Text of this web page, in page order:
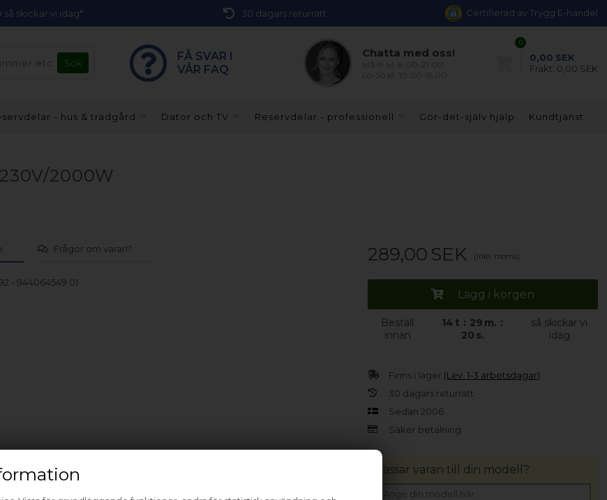
så skickar vi idag* 30 dagars returrätt Certifierad av Trygg E-handel
FÅ SVAR I
VÅR FAQ
Chatta med oss!
0
0,00 SEK
Frakt: 0,00 SEK
- hus & trädgård Dator och TV Reservdelar - professionell Gör-det-själv hjälp Kundtjänst
2000W
Frågor om varan?
- 944064549 01
289,00 SEK (inkl. moms)
Lägg i korgen
Beställ
innan
14 t : 29 m. :
20 s.
så skickar vi
idag
Finns i lager (Lev. 1-3 arbetsdagar)
30 dagars returrätt
Sedan 2006
Säker betalning
Passar varan till din modell?